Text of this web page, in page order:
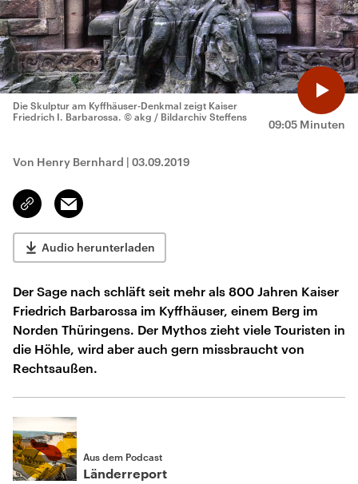
09:05 Minuten
Die Skulptur am Kyffhäuser-Denkmal zeigt Kaiser
Friedrich I. Barbarossa. © akg / Bildarchiv Steffens
Von Henry Bernhard | 03.09.2019
Link
kopieren/teilen
Email
Audio herunterladen
Der Sage nach schläft seit mehr als 800 Jahren Kaiser
Friedrich Barbarossa im Kyffhäuser, einem Berg im
Norden Thüringens. Der Mythos zieht viele Touristen in
die Höhle, wird aber auch gern missbraucht von
Rechtsaußen.
Aus dem Podcast
Länderreport